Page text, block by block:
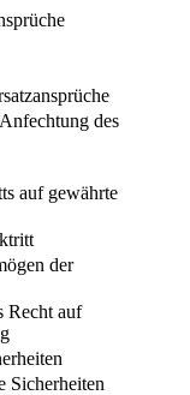
des
auf gewährte
der
Recht auf
Sicherheiten